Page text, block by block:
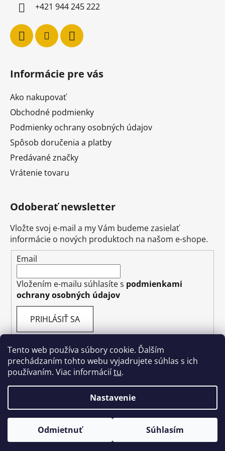
Tento web používa súbory cookie. Ďalším
prechádzaním tohto webu vyjadrujete súhlas s ich
používaním. Viac informáciítu.
Nastavenie
Odmietnuť Súhlasím
+421 944 245 222
Informácie pre vás
Ako nakupovať
Obchodné podmienky
Podmienky ochrany osobných údajov
Spôsob doručenia a platby
Predávané značky
Vrátenie tovaru
Odoberať newsletter
Vložte svoj e-mail a my Vám budeme zasielať
informácie o nových produktoch na našom e-shope.
Email
Vložením e-mailu súhlasíte s podmienkami
ochrany osobných údajov
PRIHLÁSIŤ SA
Favicon
Vytvoril Shoptet
Copyright 2026
. Všetky práva
vyhradené.